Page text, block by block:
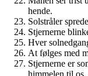
hende.
Solstråler
Stjernerne
Hver
At følges med
Stjernerne er
himmelen til os.